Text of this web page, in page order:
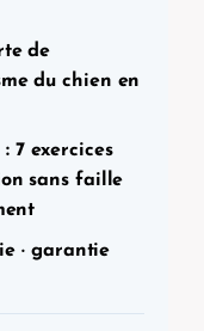
de
du chien en
:7 exercices
sans faille
· garantie